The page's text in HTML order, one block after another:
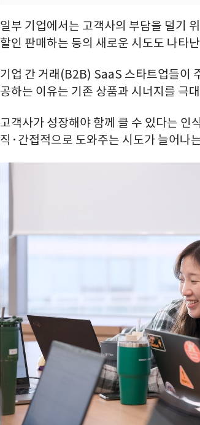
일부 기업에서는 고객사의 부담을 덜기
할인 판매하는 등의 새로운 시도도 나타
기업 간 거래(B2B) SaaS 스타트업들이
공하는 이유는 기존 상품과 시너지를 극
고객사가 성장해야 함께 클 수 있다는
직·간접적으로 도와주는 시도가 늘어나